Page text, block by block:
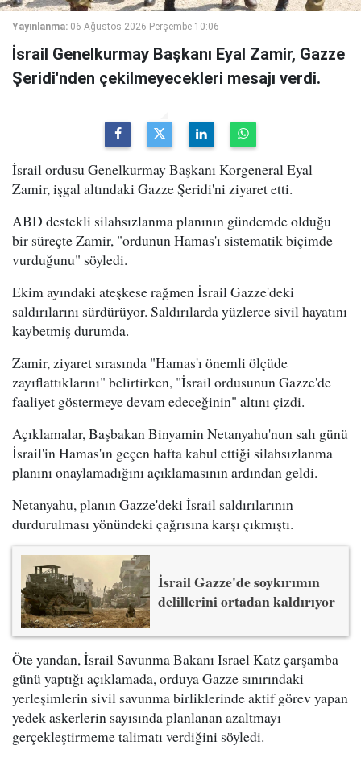
Yayınlanma: 06 Ağustos 2026 Perşembe 10:06
İsrail Genelkurmay Başkanı Eyal Zamir, Gazze
Şeridi'nden çekilmeyecekleri mesajı verdi.
İsrail ordusu Genelkurmay Başkanı Korgeneral Eyal
Zamir, işgal altındaki Gazze Şeridi'ni ziyaret etti.
ABD destekli silahsızlanma planının gündemde olduğu
bir süreçte Zamir, "ordunun Hamas'ı sistematik biçimde
vurduğunu" söyledi.
Ekim ayındaki ateşkese rağmen İsrail Gazze'deki
saldırılarını sürdürüyor. Saldırılarda yüzlerce sivil hayatını
kaybetmiş durumda.
Zamir, ziyaret sırasında "Hamas'ı önemli ölçüde
zayıflattıklarını" belirtirken, "İsrail ordusunun Gazze'de
faaliyet göstermeye devam edeceğinin" altını çizdi.
Açıklamalar, Başbakan Binyamin Netanyahu'nun salı günü
İsrail'in Hamas'ın geçen hafta kabul ettiği silahsızlanma
planını onaylamadığını açıklamasının ardından geldi.
Netanyahu, planın Gazze'deki İsrail saldırılarının
durdurulması yönündeki çağrısına karşı çıkmıştı.
İsrail Gazze'de soykırımın
delillerini ortadan kaldırıyor
Öte yandan, İsrail Savunma Bakanı Israel Katz çarşamba
günü yaptığı açıklamada, orduya Gazze sınırındaki
yerleşimlerin sivil savunma birliklerinde aktif görev yapan
yedek askerlerin sayısında planlanan azaltmayı
gerçekleştirmeme talimatı verdiğini söyledi.